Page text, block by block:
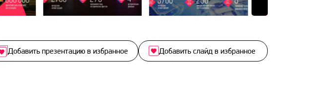
Добавить презентацию в избранное Добавить слайд в избранное